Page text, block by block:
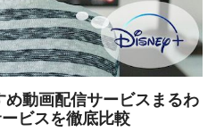
め動画配信サービスまるわ
ビスを徹底比較